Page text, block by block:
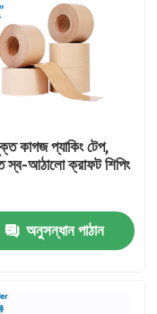
কাগজ প্যাকিং টেপ,
স্ব-আঠালো ক্রাফট শিপিং
অনুসন্ধান পাঠান